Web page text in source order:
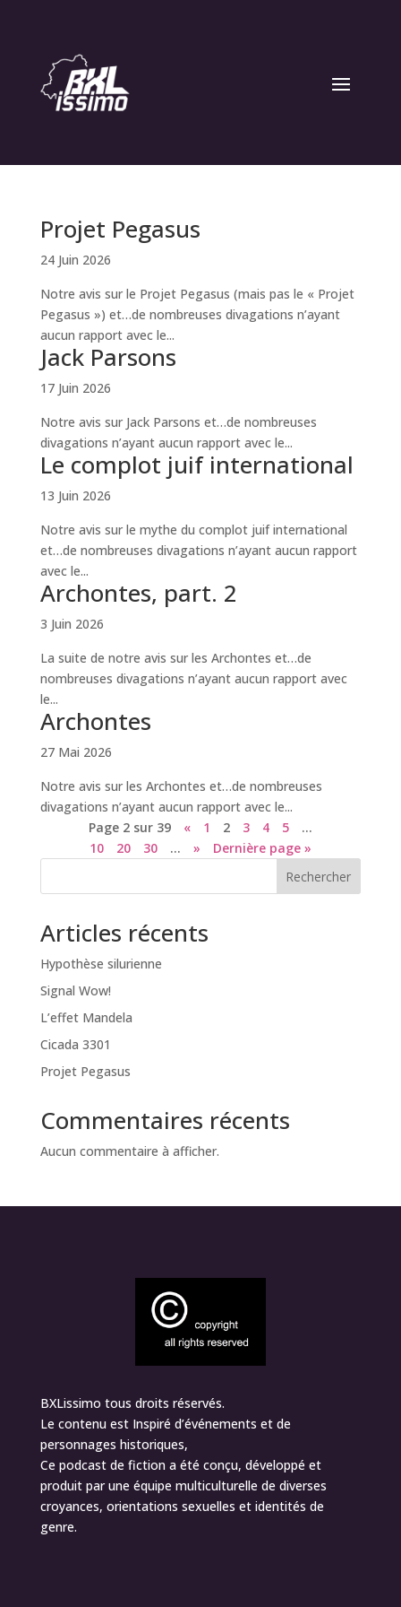
Projet Pegasus
24 Juin 2026
Notre avis sur le Projet Pegasus (mais pas le « Projet
Pegasus ») et…de nombreuses divagations n’ayant
aucun rapport avec le...
Jack Parsons
17 Juin 2026
Notre avis sur Jack Parsons et…de nombreuses
divagations n’ayant aucun rapport avec le...
Le complot juif international
13 Juin 2026
Notre avis sur le mythe du complot juif international
et…de nombreuses divagations n’ayant aucun rapport
avec le...
Archontes, part. 2
3 Juin 2026
La suite de notre avis sur les Archontes et…de
nombreuses divagations n’ayant aucun rapport avec
le...
Archontes
27 Mai 2026
Notre avis sur les Archontes et…de nombreuses
divagations n’ayant aucun rapport avec le...
Page 2 sur 39
« 1 2 3 4 5
…
10
20 30 … »
Dernière page »
Rechercher
Articles récents
Hypothèse silurienne
Signal Wow!
L’effet Mandela
Cicada 3301
Projet Pegasus
Commentaires récents
Aucun commentaire à afficher.
BXLissimo tous droits réservés.
Le contenu est Inspiré d’événements et de
personnages historiques,
Ce podcast de fiction a été conçu, développé et
produit par une équipe multiculturelle de diverses
croyances, orientations sexuelles et identités de
genre.